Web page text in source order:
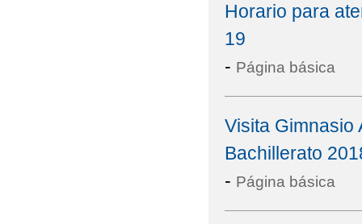
Horario para
19
- Página básica
Visita Gimnasio
Bachillerato
- Página básica